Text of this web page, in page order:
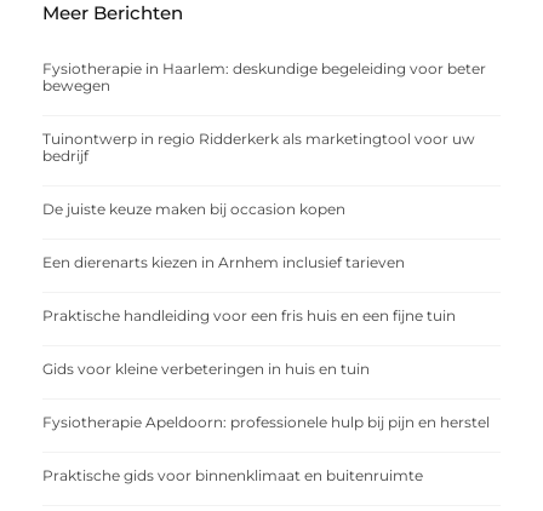
Meer Berichten
Fysiotherapie in Haarlem: deskundige begeleiding voor beter
bewegen
Tuinontwerp in regio Ridderkerk als marketingtool voor uw
bedrijf
De juiste keuze maken bij occasion kopen
Een dierenarts kiezen in Arnhem inclusief tarieven
Praktische handleiding voor een fris huis en een fijne tuin
Gids voor kleine verbeteringen in huis en tuin
Fysiotherapie Apeldoorn: professionele hulp bij pijn en herstel
Praktische gids voor binnenklimaat en buitenruimte